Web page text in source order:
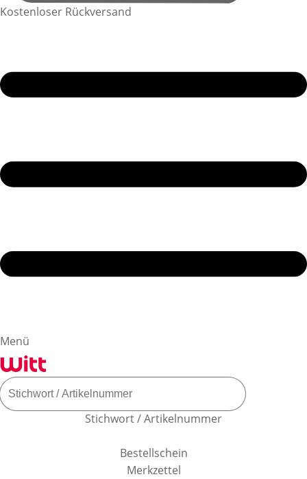
Kostenloser Rückversand
Menü
Stichwort / Artikelnummer
Bestellschein
Merkzettel